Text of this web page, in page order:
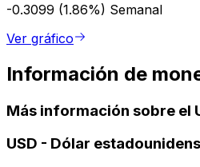
-0.3099 (1.86%) Semanal
Ver gráfico
Información de
Más información sobre el
USD - Dólar